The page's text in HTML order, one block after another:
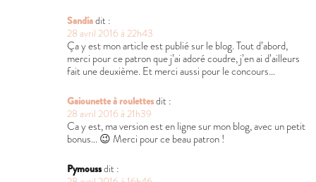
Sandíadit :
28 avril 2016 à 22h43
Ça y est mon article est publié sur le blog. Tout d’abord,
merci pour ce patron que j’ai adoré coudre, j’en ai d’ailleurs
fait une deuxième. Et merci aussi pour le concours…
Gaiounette à roulettesdit :
28 avril 2016 à 21h39
Ca y est, ma version est en ligne sur mon blog, avec un petit
bonus… 😉 Merci pour ce beau patron !
Pymoussdit :